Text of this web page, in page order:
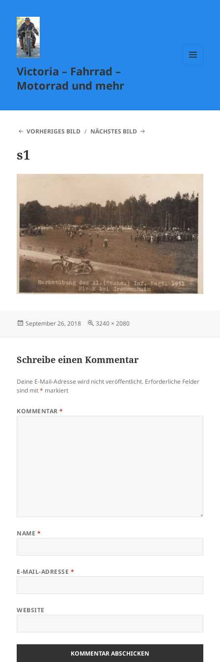
Victoria – Fahrrad –
Motorrad und mehr
VORHERIGES BILD NÄCHSTES BILD
s1
Veröffentlicht
September 26, 2018 Originalgröße
3240 × 2080
Schreibe einen Kommentar
Deine E-Mail-Adresse wird nicht veröffentlicht. Erforderliche Felder
sind mit* markiert
KOMMENTAR*
NAME *
E-MAIL-ADRESSE *
WEBSITE